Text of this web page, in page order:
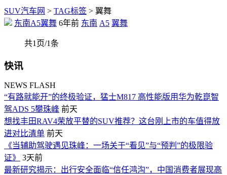
SUV汽车网 > TAG标签 > 翼舞
东南A5翼舞 6年前 东南 A5 翼舞
共1页/1条
快讯
NEWS FLASH
“有路就能开”的终极验证，猛士M817 高性能版用华为乾崑智
驾ADS 5攀珠峰 前天
想找丰田RAV4荣放平替的SUV推荐？这台刚上市的车值得放
进对比清单 前天
《当辅助驾驶遇见珠峰：一场关于“看见”与“预判”的极限验
证》
3天前
最新研究揭示：出行安全面临“信任鸿沟”，中国消费者展现高